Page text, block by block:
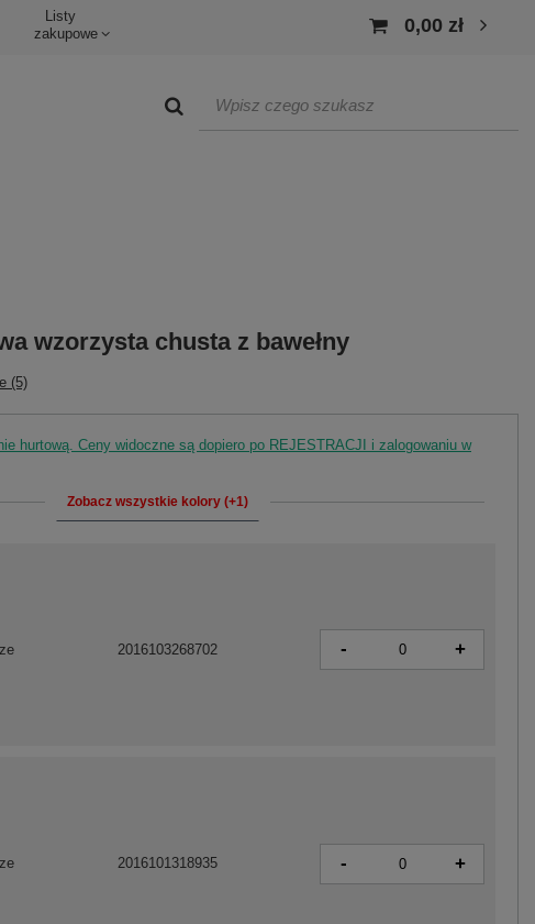
Listy
zakupowe
0,00 zł
wzorzysta chusta z bawełny
(5)
hurtową. Ceny widoczne są dopiero po REJESTRACJI i zalogowaniu w
Zobacz wszystkie kolory (+1)
2016101318935 - +
2016103268702 - +